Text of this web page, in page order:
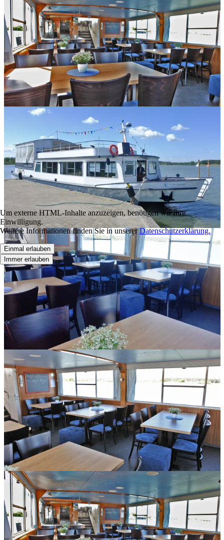
Um externe HTML-Inhalte anzuzeigen, benötigen wir Ihre
Einwilligung.
Weitere Informationen finden Sie in unsererDatenschutzerklärung.
Einmal erlauben
Immer erlauben